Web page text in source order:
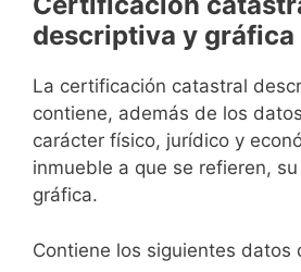
descriptiva y gráfica
La certificación catastral
contiene, además de los
carácter físico, jurídico y
inmueble a que se refieren,
gráfica.
Contiene los siguientes datos